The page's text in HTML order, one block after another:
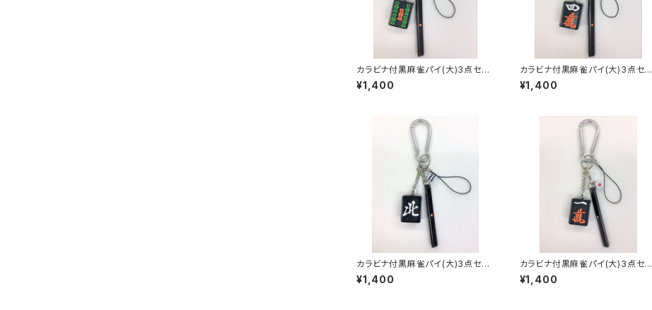
カラビナ付黒麻雀パイ(大)3点セッ
ト キーホルダー【ウーソー】
¥1,400
カラビナ付黒麻雀パイ(大)3点セッ
ト キーホルダー【スーマン】
¥1,400
カラビナ付黒麻雀パイ(大)3点セッ
ト キーホルダー【北】
¥1,400
カラビナ付黒麻雀パイ(大)3点セッ
ト キーホルダー【イーマン】
¥1,400